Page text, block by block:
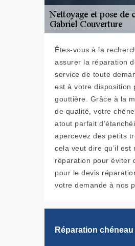
Êtes-vous à la
assurer la réparation
service de toute
est à votre disposition
gouttière. Grâce à la
de qualité, votre
atout parfait
apercevez des petits
cela veut dire qu’il est
réparation pour éviter
pour le devis
votre demande à nos
Réparation